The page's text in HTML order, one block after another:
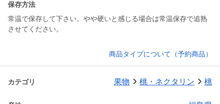
保存方法
常温で保存して下さい。やや硬いと感じる場合は常温保存で追熟
させてください。
商品タイプについて（予約商品）
カテゴリ 果物 桃・ネクタリン 桃